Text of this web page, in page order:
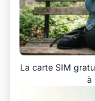
La carte SIM
à